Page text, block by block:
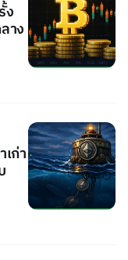
ง
าง
ก่า